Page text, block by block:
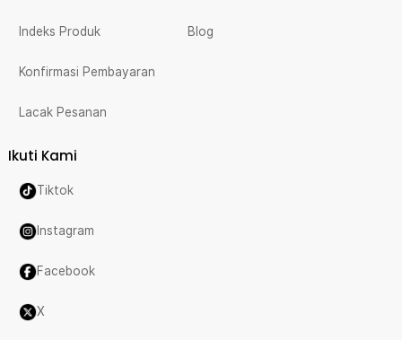
Indeks Produk
Konfirmasi Pembayaran
Lacak Pesanan
Blog
Ikuti Kami
Tiktok
Instagram
Facebook
X